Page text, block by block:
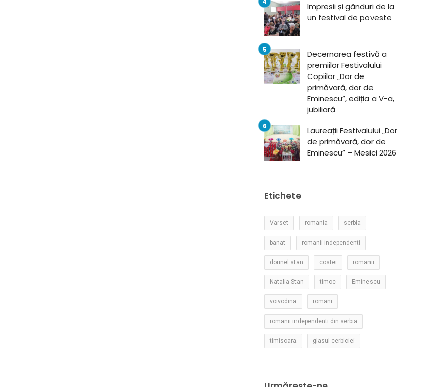
Impresii și gânduri de la
un festival de poveste
Decernarea festivă a
premiilor Festivalului
Copiilor „Dor de
primăvară, dor de
Eminescu”, ediția a V-a,
jubiliară
Laureații Festivalului „Dor
de primăvară, dor de
Eminescu” – Mesici 2026
Etichete
Varset romania serbia
banat romanii independenti
dorinel stan costei romanii
Natalia Stan timoc Eminescu
voivodina romani
romanii independenti din serbia
timisoara glasul cerbiciei